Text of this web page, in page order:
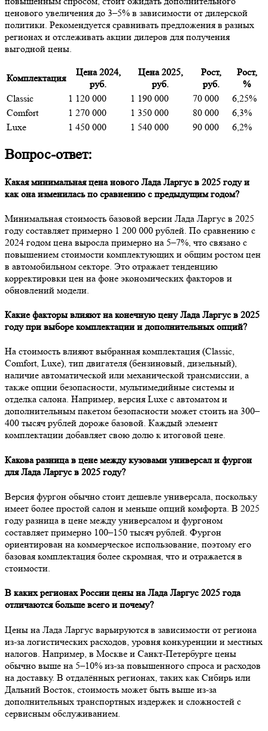
ценового увеличения до 3–5% в зависимости от дилерской
политики. Рекомендуется сравнивать предложения в разных
регионах и отслеживать акции дилеров для получения
выгодной цены.
Комплектация
Цена 2024,
руб.
Цена 2025,
руб.
Рост,
руб.
Рост,
%
Classic
1 120 000 1 190 000 70 000
6,25%
Comfort
1 270 000 1 350 000 80 000
6,3%
Luxe
1 450 000 1 540 000 90 000 6,2%
Вопрос-ответ:
Какая минимальная цена нового Лада Ларгус в 2025 году и
как она изменилась по сравнению с предыдущим годом?
Минимальная стоимость базовой версии Лада Ларгус в 2025
году составляет примерно 1 200 000 рублей. По сравнению с
2024 годом цена выросла примерно на 5–7%, что связано с
повышением стоимости комплектующих и общим ростом цен
в автомобильном секторе. Это отражает тенденцию
корректировки цен на фоне экономических факторов и
обновлений модели.
Какие факторы влияют на конечную цену Лада Ларгус в 2025
году при выборе комплектации и дополнительных опций?
На стоимость влияют выбранная комплектация (Classic,
Comfort, Luxe), тип двигателя (бензиновый, дизельный),
наличие автоматической или механической трансмиссии, а
также опции безопасности, мультимедийные системы и
отделка салона. Например, версия Luxe с автоматом и
дополнительным пакетом безопасности может стоить на 300–
400 тысяч рублей дороже базовой. Каждый элемент
комплектации добавляет свою долю к итоговой цене.
Какова разница в цене между кузовами универсал и фургон
для Лада Ларгус в 2025 году?
Версия фургон обычно стоит дешевле универсала, поскольку
имеет более простой салон и меньше опций комфорта. В 2025
году разница в цене между универсалом и фургоном
составляет примерно 100–150 тысяч рублей. Фургон
ориентирован на коммерческое использование, поэтому его
базовая комплектация более скромная, что и отражается в
стоимости.
В каких регионах России цены на Лада Ларгус 2025 года
отличаются больше всего и почему?
Цены на Лада Ларгус варьируются в зависимости от региона
из-за логистических расходов, уровня конкуренции и местных
налогов. Например, в Москве и Санкт-Петербурге цены
обычно выше на 5–10% из-за повышенного спроса и расходов
на доставку. В отдалённых регионах, таких как Сибирь или
Дальний Восток, стоимость может быть выше из-за
дополнительных транспортных издержек и сложностей с
сервисным обслуживанием.